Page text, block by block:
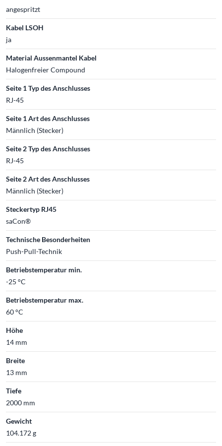
angespritzt
Kabel LSOH
ja
Material Aussenmantel Kabel
Halogenfreier Compound
Seite 1 Typ des Anschlusses
RJ-45
Seite 1 Art des Anschlusses
Männlich (Stecker)
Seite 2 Typ des Anschlusses
RJ-45
Seite 2 Art des Anschlusses
Männlich (Stecker)
Steckertyp RJ45
saCon®
Technische Besonderheiten
Push-Pull-Technik
Betriebstemperatur min.
-25 °C
Betriebstemperatur max.
60 °C
Höhe
14 mm
Breite
13 mm
Tiefe
2000 mm
Gewicht
104.172 g